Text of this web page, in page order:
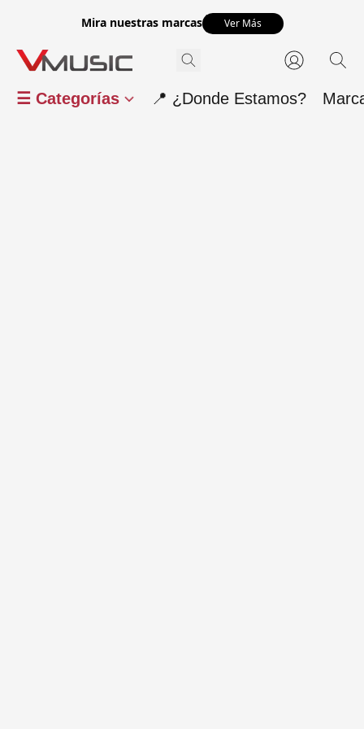
Mira nuestras marcas Ver Más
☰ Categorías 📍 ¿Donde Estamos?